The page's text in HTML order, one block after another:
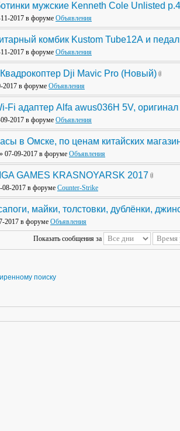
мужские Kenneth Cole Unlisted
2017 в форуме Объявления
комбик Kustom Tube12А и
2017 в форуме Объявления
Dji Mavic Pro (Новый)
2017 в форуме Объявления
Fi адаптер Alfa awus036H 5V, оригинал
2017 в форуме Объявления
в Омске, по ценам китайских
» 07-09-2017 в форуме Объявления
GAMES KRASNOYARSK 2017
08-2017 в форуме Counter-Strike
майки, толстовки, дублёнки,
2017 в форуме Объявления
Показать сообщения за
поиску